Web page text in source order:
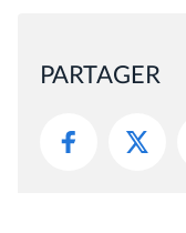
PARTAGER